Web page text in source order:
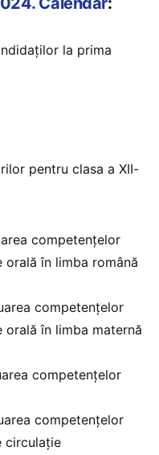
la prima
pentru clasa a XII-
competențelor
în limba română
competențelor
în limba maternă
competențelor
competențelor
circulație